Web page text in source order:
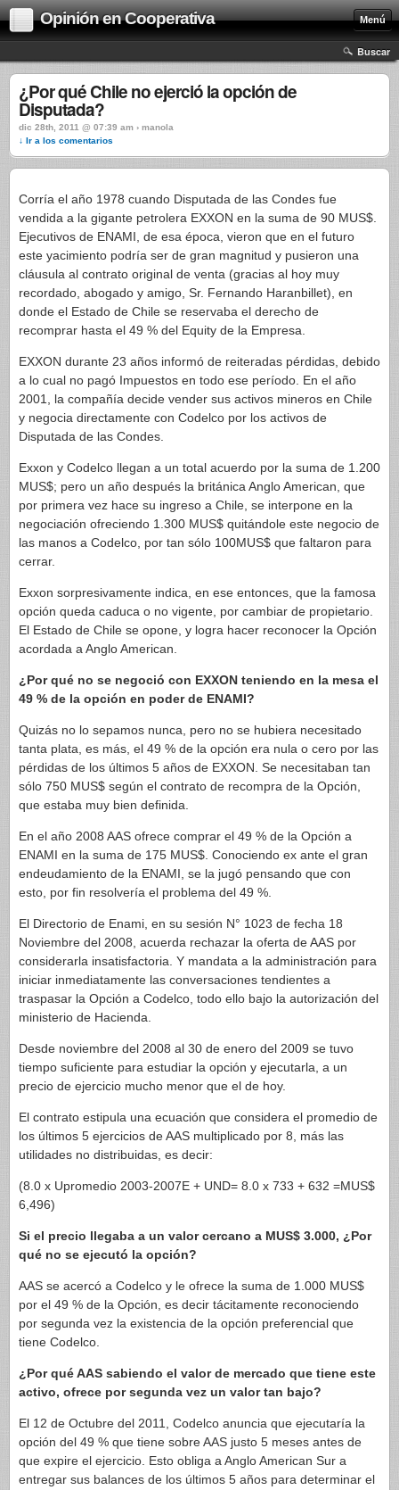
Opinión en Cooperativa Menú
Buscar
¿Por qué Chile no ejerció la opción de
Disputada?
dic 28th, 2011 @ 07:39 am › manola
↓ Ir a los comentarios
Corría el año 1978 cuando Disputada de las Condes fue
vendida a la gigante petrolera EXXON en la suma de 90 MUS$.
Ejecutivos de ENAMI, de esa época, vieron que en el futuro
este yacimiento podría ser de gran magnitud y pusieron una
cláusula al contrato original de venta (gracias al hoy muy
recordado, abogado y amigo, Sr. Fernando Haranbillet), en
donde el Estado de Chile se reservaba el derecho de
recomprar hasta el 49 % del Equity de la Empresa.
EXXON durante 23 años informó de reiteradas pérdidas, debido
a lo cual no pagó Impuestos en todo ese período. En el año
2001, la compañía decide vender sus activos mineros en Chile
y negocia directamente con Codelco por los activos de
Disputada de las Condes.
Exxon y Codelco llegan a un total acuerdo por la suma de 1.200
MUS$; pero un año después la británica Anglo American, que
por primera vez hace su ingreso a Chile, se interpone en la
negociación ofreciendo 1.300 MUS$ quitándole este negocio de
las manos a Codelco, por tan sólo 100MUS$ que faltaron para
cerrar.
Exxon sorpresivamente indica, en ese entonces, que la famosa
opción queda caduca o no vigente, por cambiar de propietario.
El Estado de Chile se opone, y logra hacer reconocer la Opción
acordada a Anglo American.
¿Por qué no se negoció con EXXON teniendo en la mesa el
49 % de la opción en poder de ENAMI?
Quizás no lo sepamos nunca, pero no se hubiera necesitado
tanta plata, es más, el 49 % de la opción era nula o cero por las
pérdidas de los últimos 5 años de EXXON. Se necesitaban tan
sólo 750 MUS$ según el contrato de recompra de la Opción,
que estaba muy bien definida.
En el año 2008 AAS ofrece comprar el 49 % de la Opción a
ENAMI en la suma de 175 MUS$. Conociendo ex ante el gran
endeudamiento de la ENAMI, se la jugó pensando que con
esto, por fin resolvería el problema del 49 %.
El Directorio de Enami, en su sesión N° 1023 de fecha 18
Noviembre del 2008, acuerda rechazar la oferta de AAS por
considerarla insatisfactoria. Y mandata a la administración para
iniciar inmediatamente las conversaciones tendientes a
traspasar la Opción a Codelco, todo ello bajo la autorización del
ministerio de Hacienda.
Desde noviembre del 2008 al 30 de enero del 2009 se tuvo
tiempo suficiente para estudiar la opción y ejecutarla, a un
precio de ejercicio mucho menor que el de hoy.
El contrato estipula una ecuación que considera el promedio de
los últimos 5 ejercicios de AAS multiplicado por 8, más las
utilidades no distribuidas, es decir:
(8.0 x Upromedio 2003-2007E + UND= 8.0 x 733 + 632 =MUS$
6,496)
Si el precio llegaba a un valor cercano a MUS$ 3.000, ¿Por
qué no se ejecutó la opción?
AAS se acercó a Codelco y le ofrece la suma de 1.000 MUS$
por el 49 % de la Opción, es decir tácitamente reconociendo
por segunda vez la existencia de la opción preferencial que
tiene Codelco.
¿Por qué AAS sabiendo el valor de mercado que tiene este
activo, ofrece por segunda vez un valor tan bajo?
El 12 de Octubre del 2011, Codelco anuncia que ejecutaría la
opción del 49 % que tiene sobre AAS justo 5 meses antes de
que expire el ejercicio. Esto obliga a Anglo American Sur a
entregar sus balances de los últimos 5 años para determinar el